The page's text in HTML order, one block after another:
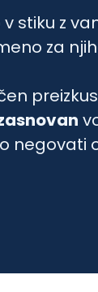
stiku z
za
negovati